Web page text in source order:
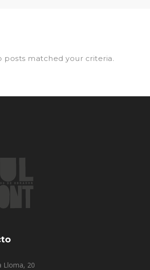
posts matched your criteria.
Lloma, 20